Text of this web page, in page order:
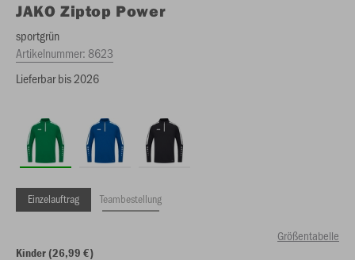
JAKO Ziptop Power
sportgrün
Artikelnummer:8623
Lieferbar bis 2026
Einzelauftrag Teambestellung
Größentabelle
Kinder (26,99 €)